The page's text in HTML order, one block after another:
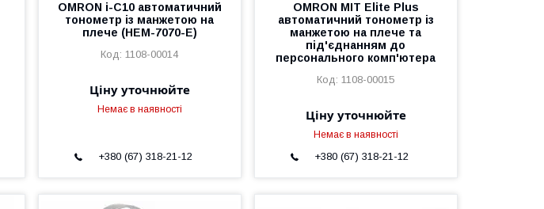
OMRON i-C10 автоматичний
тонометр із манжетою на
плече (НЕМ-7070-Е)
1108-00014
Ціну уточнюйте
Немає в наявності
+380 (67) 318-21-12
OMRON MIT Elite Plus
автоматичний тонометр із
манжетою на плече та
під'єднанням до
персонального комп'ютера
1108-00015
Ціну уточнюйте
Немає в наявності
+380 (67) 318-21-12